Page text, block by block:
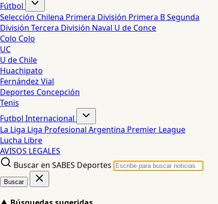
Fútbol
Selección Chilena Primera División Primera BSegunda
División Tercera División Naval U de Conce
Colo Colo
UC
U de Chile
Huachipato
Fernández Vial
Deportes Concepción
Tenis
Futbol Internacional
La Liga Liga Profesional Argentina Premier League
Lucha Libre
AVISOS LEGALES
Buscar en SABES Deportes
Buscar